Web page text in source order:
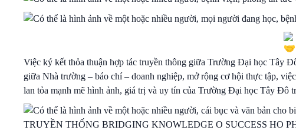
Việc ký kết thỏa thuận hợp tác truyền thông giữa Trường Đại học Tây
giữa Nhà trường – báo chí – doanh nghiệp, mở rộng cơ hội thực tập,
lan tỏa mạnh mẽ hình ảnh, giá trị và uy tín của Trường Đại học Tây Đô